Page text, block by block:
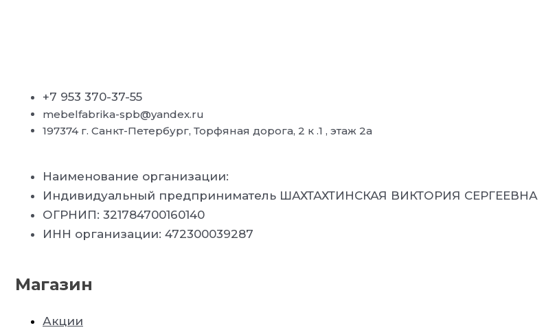
+7 953 370-37-55
mebelfabrika-spb@yandex.ru
197374 г. Санкт-Петербург, Торфяная дорога, 2 к .1 , этаж 2а
Наименование организации:
Индивидуальный предприниматель ШАХТАХТИНСКАЯ ВИКТОРИЯ СЕРГЕЕВНА
ОГРНИП: 321784700160140
ИНН организации: 472300039287
Магазин
Акции